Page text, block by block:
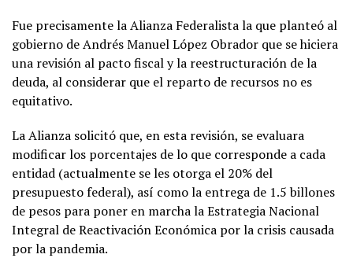
Fue precisamente la Alianza Federalista la que planteó al
gobierno de Andrés Manuel López Obrador que se hiciera
una revisión al pacto fiscal y la reestructuración de la
deuda, al considerar que el reparto de recursos no es
equitativo.
La Alianza solicitó que, en esta revisión, se evaluara
modificar los porcentajes de lo que corresponde a cada
entidad (actualmente se les otorga el 20% del
presupuesto federal), así como la entrega de 1.5 billones
de pesos para poner en marcha la Estrategia Nacional
Integral de Reactivación Económica por la crisis causada
por la pandemia.